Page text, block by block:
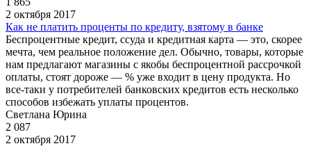
2 октября 2017
Как не платить проценты по кредиту, взятому в банке
Беспроцентные кредит, ссуда и кредитная карта — это, скорее
мечта, чем реальное положение дел. Обычно, товары, которые
нам предлагают магазины с якобы беспроцентной рассрочкой
оплаты, стоят дороже — % уже входит в цену продукта. Но
все-таки у потребителей банковских кредитов есть несколько
способов избежать уплаты процентов.
Светлана Юрина
2 087
2 октября 2017